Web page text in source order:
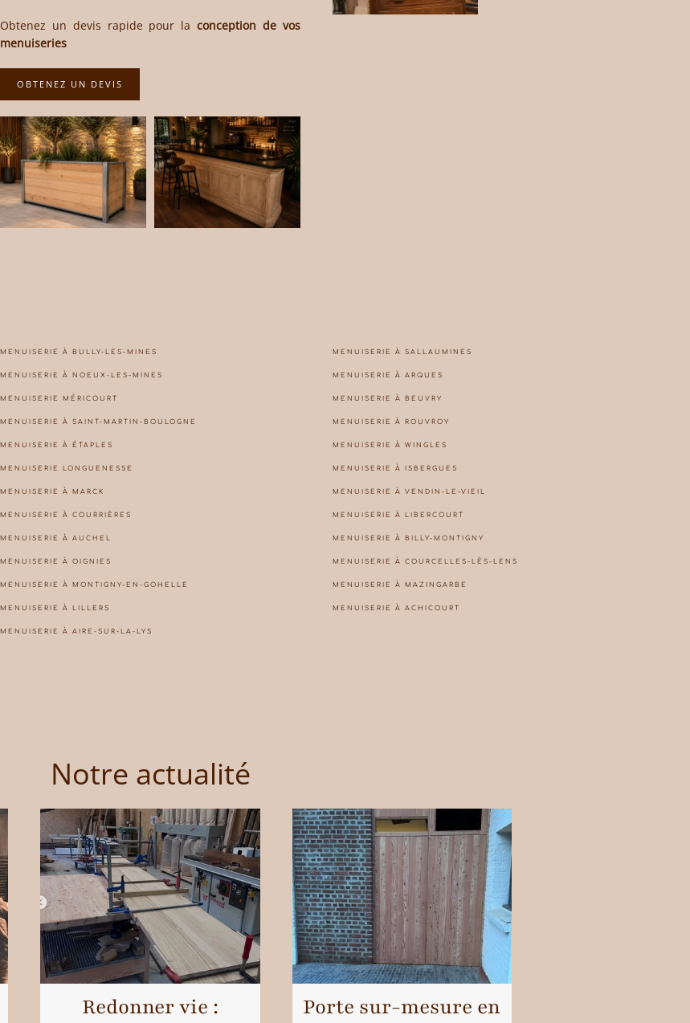
Obtenez un devis rapide pour laconception de vos
menuiseries
OBTENEZ UN DEVIS
MENUISERIE À BULLY-LES-MINES
MENUISERIE À NOEUX-LES-MINES
MENUISERIE MÉRICOURT
MENUISERIE À SAINT-MARTIN-BOULOGNE
MENUISERIE À ÉTAPLES
MENUISERIE LONGUENESSE
MENUISERIE À MARCK
MENUISERIE À COURRIÈRES
MENUISERIE À AUCHEL
MENUISERIE À OIGNIES
MENUISERIE À MONTIGNY-EN-GOHELLE
MENUISERIE À LILLERS
MENUISERIE À AIRE-SUR-LA-LYS
MENUISERIE À SALLAUMINES
MENUISERIE À ARQUES
MENUISERIE À BEUVRY
MENUISERIE À ROUVROY
MENUISERIE À WINGLES
MENUISERIE À ISBERGUES
MENUISERIE À VENDIN-LE-VIEIL
MENUISERIE À LIBERCOURT
MENUISERIE À BILLY-MONTIGNY
MENUISERIE À COURCELLES-LÈS-LENS
MENUISERIE À MAZINGARBE
MENUISERIE À ACHICOURT
Notre actualité
Redonner vie :
Porte sur-mesure en